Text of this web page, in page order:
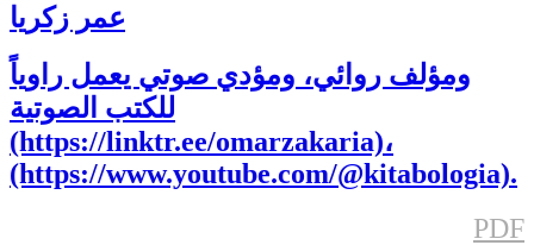
عمر زكريا
ومؤلف روائي، ومؤدي صوتي يعمل راوياً
للكتب الصوتية
(https://linktr.ee/omarzakaria)،
(https://www.youtube.com/@kitabologia).
PDF